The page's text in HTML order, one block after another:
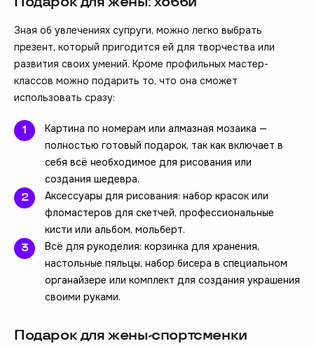
Зная об увлечениях супруги, можно легко выбрать
презент, который пригодится ей для творчества или
развития своих умений. Кроме профильных мастер-
классов можно подарить то, что она сможет
использовать сразу:
Картина по номерам или алмазная мозаика —
полностью готовый подарок, так как включает в
себя всё необходимое для рисования или
создания шедевра.
Аксессуары для рисования: набор красок или
фломастеров для скетчей, профессиональные
кисти или альбом, мольберт.
Всё для рукоделия: корзинка для хранения,
настольные пяльцы, набор бисера в специальном
органайзере или комплект для создания украшения
своими руками.
Подарок для жены-спортсменки